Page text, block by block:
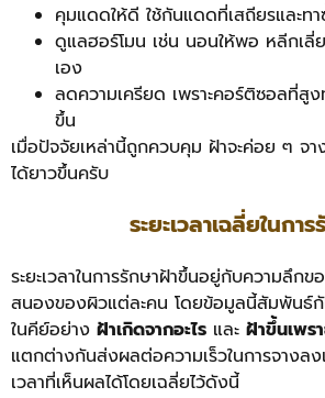
คุมแดดให้ดี ใช้กันแดดที่เสถียรและทา
ดูแลฮอร์โมน เช่น นอนให้พอ หลีกเลี่
เอง
ลดความเครียด เพราะคอร์ติซอลที่สูง
ขึ้น
เมื่อปัจจัยเหล่านี้ถูกควบคุม ฝ้าจะค่อย ๆ จา
ได้ยาวขึ้นครับ
ระยะเวลาเฉลี่ยในกา
ระยะเวลาในการรักษาฝ้าขึ้นอยู่กับความลึก
สนองของผิวแต่ละคน โดยข้อมูลนี้สัมพันธ์
ในคีย์อย่าง ฝ้าเกิดจากอะไร และ ฝ้าขึ้นเพรา
แตกต่างกันส่งผลต่อความเร็วในการจางล
เวลาที่เห็นผลได้โดยเฉลี่ยไว้ดังนี้